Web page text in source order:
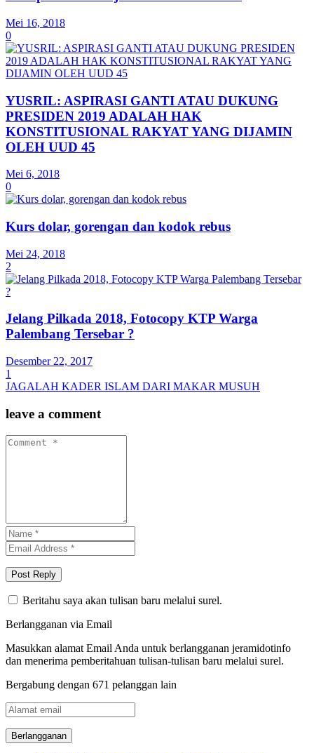
Mei 16, 2018
0
YUSRIL: ASPIRASI GANTI ATAU DUKUNG
PRESIDEN 2019 ADALAH HAK
KONSTITUSIONAL RAKYAT YANG DIJAMIN
OLEH UUD 45
Mei 6, 2018
0
Kurs dolar, gorengan dan kodok rebus
Mei 24, 2018
2
Jelang Pilkada 2018, Fotocopy KTP Warga
Palembang Tersebar ?
Desember 22, 2017
1
JAGALAH KADER ISLAM DARI MAKAR MUSUH
leave a comment
Beritahu saya akan tulisan baru melalui surel.
Berlangganan via Email
Masukkan alamat Email Anda untuk berlangganan jeramidotinfo
dan menerima pemberitahuan tulisan-tulisan baru melalui surel.
Bergabung dengan 671 pelanggan lain
Alamat
email